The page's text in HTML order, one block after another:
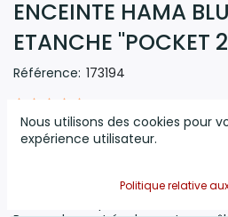
ENCEINTE HAMA
ETANCHE ''POCKET
Référence: 173194
Enceinte HAMA Etanche "Pocket
Bluetooth - Puissance de Sortie
heures - Indicateur de charge
Nous utilisons des cookies pour
expérience utilisateur.
Politique relative